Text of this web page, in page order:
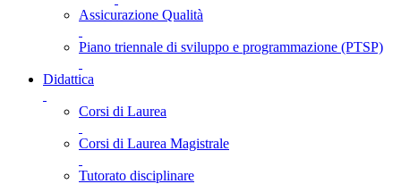
Assicurazione Qualità
Piano triennale di sviluppo e programmazione (PTSP)
Didattica
Corsi di Laurea
Corsi di Laurea Magistrale
Tutorato disciplinare